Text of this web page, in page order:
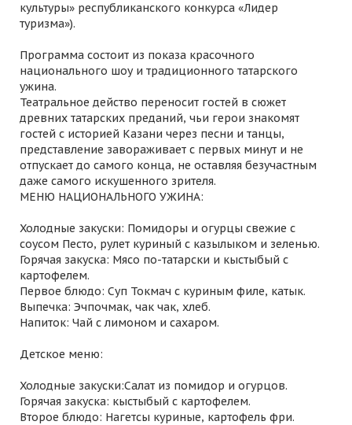
культуры» республиканского конкурса «Лидер
туризма»).
Программа состоит из показа красочного
национального шоу и традиционного татарского
ужина.
Театральное действо переносит гостей в сюжет
древних татарских преданий, чьи герои знакомят
гостей с историей Казани через песни и танцы,
представление завораживает с первых минут и не
отпускает до самого конца, не оставляя безучастным
даже самого искушенного зрителя.
МЕНЮ НАЦИОНАЛЬНОГО УЖИНА:
Холодные закуски: Помидоры и огурцы свежие с
соусом Песто, рулет куриный с казылыком и зеленью.
Горячая закуска: Мясо по-татарски и кыстыбый с
картофелем.
Первое блюдо: Суп Токмач с куриным филе, катык.
Выпечка: Эчпочмак, чак чак, хлеб.
Напиток: Чай с лимоном и сахаром.
Детское меню:
Холодные закуски:Салат из помидор и огурцов.
Горячая закуска: кыстыбый с картофелем.
Второе блюдо: Нагетсы куриные, картофель фри.